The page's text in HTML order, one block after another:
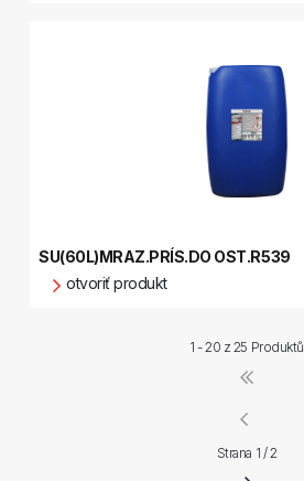
SU(60L)MRAZ.PRÍS.DO OST.R539
otvoriť produkt
1 - 20 z25 Produktů
Strana 1 / 2